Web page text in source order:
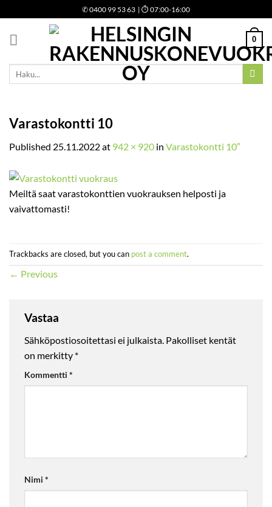
to
content
✆0400 99 53 63 | ⏱ 07:00-16:00
0
Etsi:
Varastokontti 10
Published 25.11.2022at 942 × 920 in Varastokontti 10″
Meiltä saat varastokonttien vuokrauksen helposti ja
vaivattomasti!
Trackbacks are closed, but you can post a comment.
← Previous
Vastaa
Sähköpostiosoitettasi ei julkaista. Pakolliset kentät
on merkitty *
Kommentti *
Nimi *